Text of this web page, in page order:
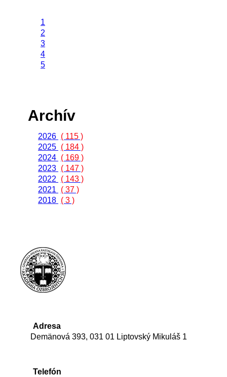
1
2
3
4
5
Archív
2026 ( 115 )
2025 ( 184 )
2024 ( 169 )
2023 ( 147 )
2022
( 143 )
2021
( 37 )
2018 ( 3 )
Adresa
Demänová 393, 031 01 Liptovský Mikuláš 1
Telefón